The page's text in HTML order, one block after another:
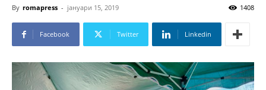
By romapress - јануари 15, 2019 1408
Facebook Twitter Linkedin